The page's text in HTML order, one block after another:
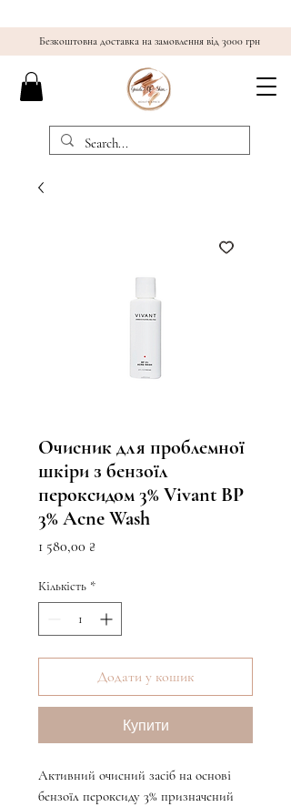
Безкоштовна доставка на замовлення від 3000 грн
Очисник для проблемної
шкіри з бензоїл
пероксидом 3% Vivant BP
3% Acne Wash
1 580,00 ₴
Кількість *
Додати у кошик
Купити
Активний очисний засіб на основі
бензоїл пероксиду 3% призначений